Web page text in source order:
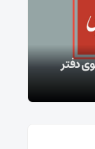
دفتر